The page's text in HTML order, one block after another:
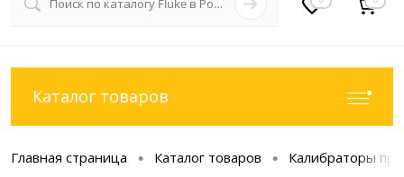
Каталог товаров
Главная страница • Каталог товаров • Калибраторы